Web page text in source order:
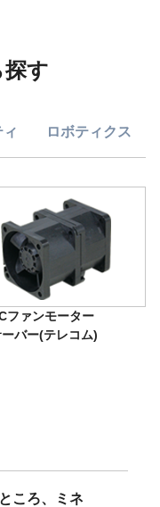
探す
ロボティクス
ファンモーター
バー(テレコム)
ころ、ミネ